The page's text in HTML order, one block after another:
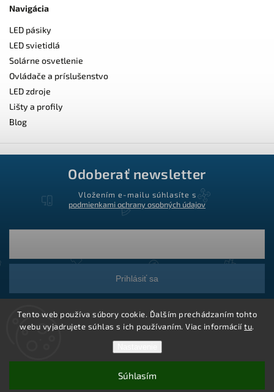
Tento web používa súbory cookie. Ďalším prechádzaním tohto
webu vyjadrujete súhlas s ich používaním. Viac informáciítu.
Súhlasím
Navigácia
LED pásiky
LED svietidlá
Solárne osvetlenie
Ovládače a príslušenstvo
LED zdroje
Lišty a profily
Blog
Odoberať newsletter
Vložením e-mailu súhlasíte s
podmienkami ochrany osobných údajov
Prihlásiť sa